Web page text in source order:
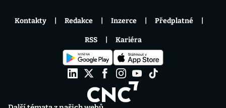
Kontakty Redakce Inzerce Předplatné
RSS Kariéra